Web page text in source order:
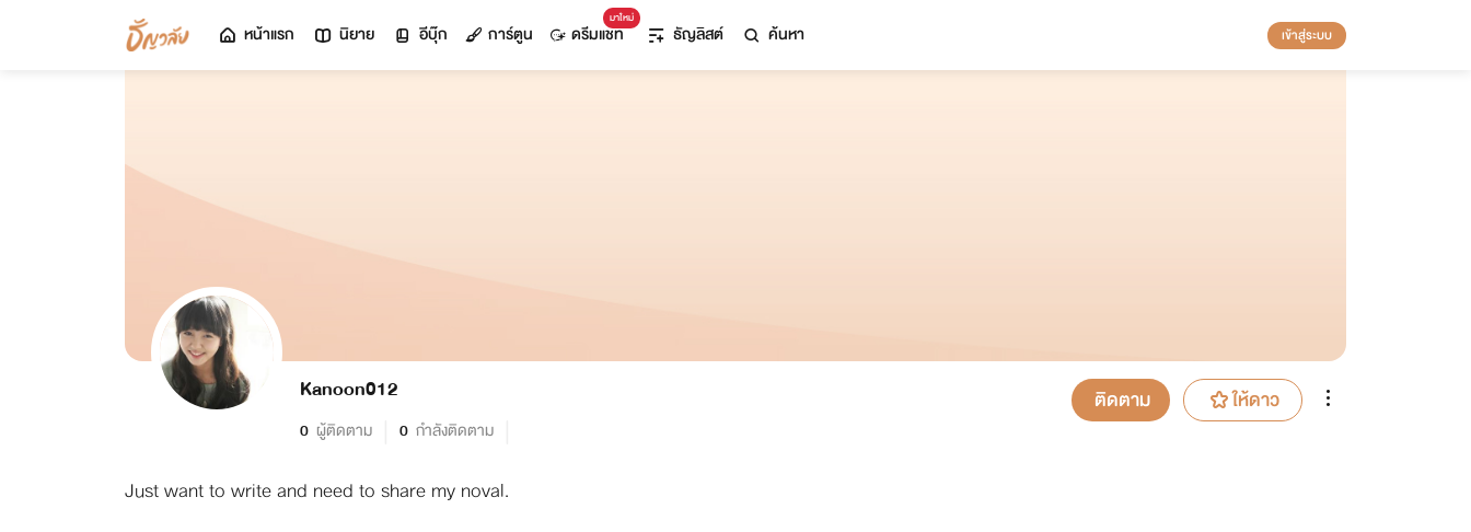
หน้าแรก นิยาย อีบุ๊ก การ์ตูน
มาใหม่
ดรีมแชท ธัญลิสต์ ค้นหา เข้าสู่ระบบ
Kanoon012
0 ผู้ติดตาม 0 กำลังติดตาม
ติดตาม ให้ดาว
Just want to write and need to share my noval.